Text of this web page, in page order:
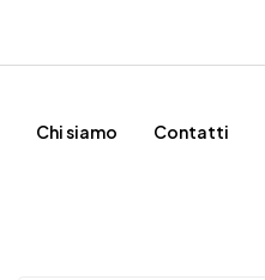
Chi siamo Contatti